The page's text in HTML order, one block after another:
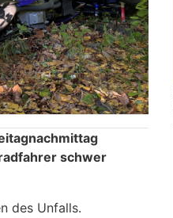
schwer
des Unfalls.